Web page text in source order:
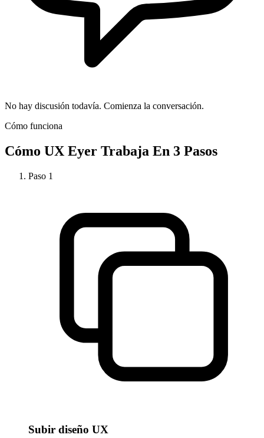
No hay discusión todavía. Comienza la conversación.
Cómo funciona
Cómo UX Eyer Trabaja En 3 Pasos
Paso 1
Subir diseño UX